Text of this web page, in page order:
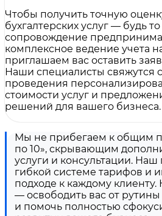
Чтобы получить точную
бухгалтерских услуг — будь
сопровождение
комплексное ведение учета
приглашаем вас оставить
Наши специалисты свяжутся
проведения
стоимости услуг и
решений для вашего бизнеса.
Мы не прибегаем к общим
по 10», скрывающим
услуги и консультации. Наш
гибкой системе тарифов и
подходе к каждому
— освободить вас от рутины
и помочь полностью